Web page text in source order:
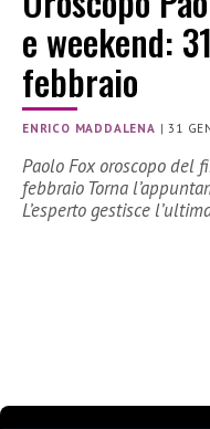
e weekend:
febbraio
ENRICO MADDALENA |31
Paolo Fox oroscopo del
febbraio Torna
L’esperto gestisce